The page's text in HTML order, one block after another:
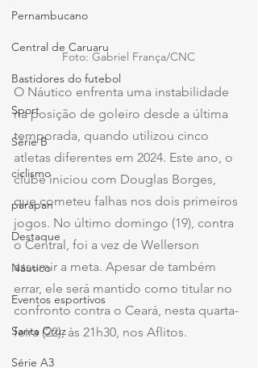
Pernambucano
Central de Caruaru
Bastidores do futebol
Sport
Série B
ciclismo
parapan
Destaque
Náutico
Eventos esportivos
Santa Cruz
Série A3
Foto: Gabriel França/CNC
O Náutico enfrenta uma instabilidade
na posição de goleiro desde a última
temporada, quando utilizou cinco
atletas diferentes em 2024. Este ano, o
clube iniciou com Douglas Borges,
que cometeu falhas nos dois primeiros
jogos. No último domingo (19), contra
o Central, foi a vez de Wellerson
assumir a meta. Apesar de também
errar, ele será mantido como titular no
confronto contra o Ceará, nesta quarta-
feira (22), às 21h30, nos Aflitos.